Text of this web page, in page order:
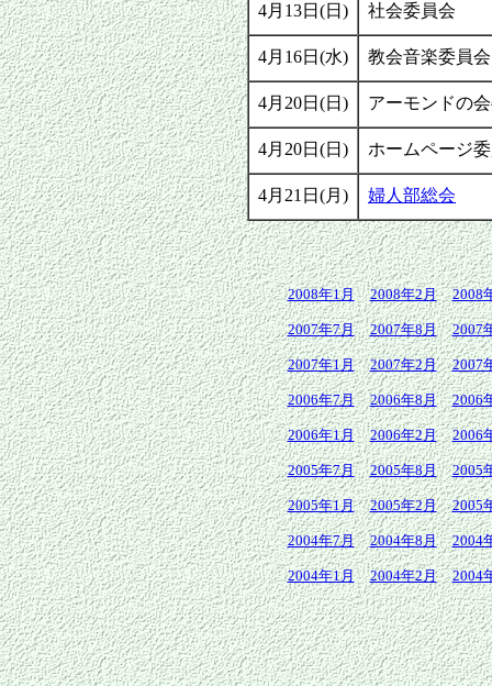
4月13日(日) 社会委員会
4月16日(水) 教会音楽委員会
4月20日(日) アーモンドの
4月20日(日) ホームページ
4月21日(月) 婦人部総会
2008年1月 2008年2月 2008
2007年7月 2007年8月 2007
2007年1月 2007年2月 2007
2006年7月 2006年8月 2006
2006年1月 2006年2月 2006
2005年7月 2005年8月 2005
2005年1月 2005年2月 2005
2004年7月 2004年8月 2004
2004年1月 2004年2月 2004